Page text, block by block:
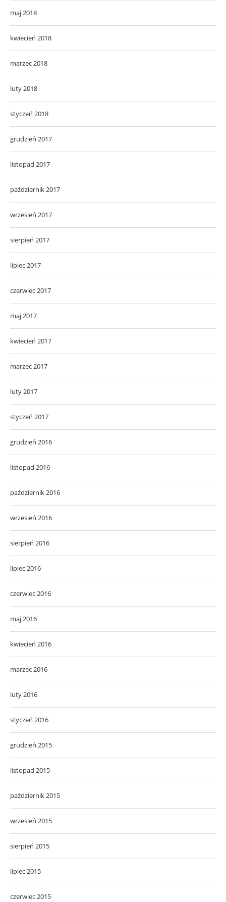
maj 2018
kwiecień 2018
marzec 2018
luty 2018
styczeń 2018
grudzień 2017
listopad 2017
październik 2017
wrzesień 2017
sierpień 2017
lipiec 2017
czerwiec 2017
maj 2017
kwiecień 2017
marzec 2017
luty 2017
styczeń 2017
grudzień 2016
listopad 2016
październik 2016
wrzesień 2016
sierpień 2016
lipiec 2016
czerwiec 2016
maj 2016
kwiecień 2016
marzec 2016
luty 2016
styczeń 2016
grudzień 2015
listopad 2015
październik 2015
wrzesień 2015
sierpień 2015
lipiec 2015
czerwiec 2015